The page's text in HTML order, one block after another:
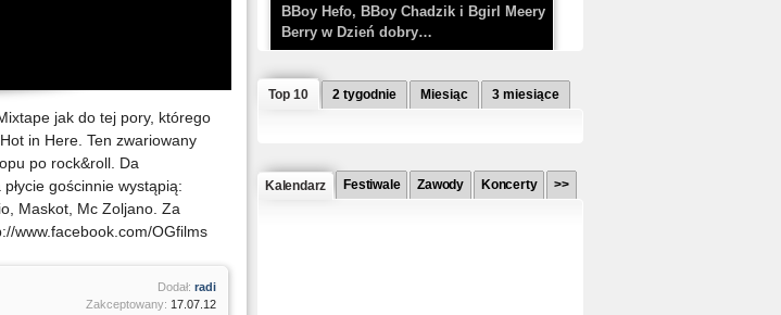
jak do tej pory, którego
in Here. Ten zwariowany
po rock&roll. Da
gościnnie wystąpią:
Maskot, Mc Zoljano. Za
www.facebook.com/OGfilms
Dodał: radi
Zakceptowany: 17.07.12
BBoy Hefo, BBoy Chadzik i Bgirl Meery
Berry w Dzień dobry…
Top 10 2 tygodnie Miesiąc 3 miesiące
Kalendarz Festiwale Zawody Koncerty >>